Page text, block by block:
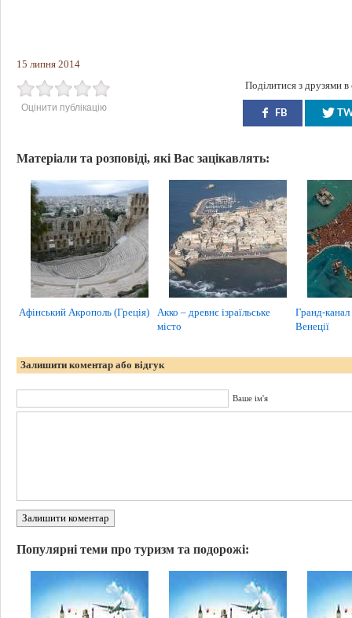
15 липня 2014
Оцінити публікацію
Поділитися з друзями
FB
Матеріали та розповіді, які Вас зацікавлять:
Афінський Акрополь (Греція)
Акко – древнє ізраїльське
місто
Гранд-
Венеції
Залишити коментар або відгук
Ваше ім'я
Залишити коментар
Популярні теми про туризм та подорожі: